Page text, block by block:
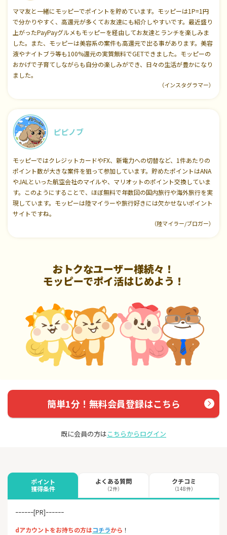
ママ友と一緒にモッピーでポイントを貯めています。モッピーは1P=1円
で分かりやすく、高還元が多くてお友達にも紹介しやすいです。最近盛り
上がったPayPayグルメもモッピーを経由してお友達とランチを楽しみま
した。また、モッピーは美容系の案件も高還元で出る事があります。美容
液やナイトブラ等も100%還元の実質無料でGETできました。モッピーの
おかげで子育てしながらも自分の楽しみができ、日々の生活が豊かになり
ました。
（インスタグラマー）
ピピノブ
モッピーではクレジットカードやFX、新電力への切替など、1件あたりの
ポイント数が大きな案件を狙って参加しています。貯めたポイントはANA
やJALといった航空会社のマイルや、マリオットのポイント交換していま
す。このようにすることで、ほぼ無料で年数回の国内旅行や海外旅行を実
現しています。モッピーは陸マイラーや旅行好きには欠かせないポイント
サイトですね。
（陸マイラー/ブロガー）
おトクなユーザー様続々！
モッピーでポイ活はじめよう！
簡単1分！無料会員登録はこちら
既に会員の方はこちらからログイン
ポイント
獲得条件
よくある質問
（2件）
クチコミ
（148件）
ｰｰｰｰｰｰ[PR]ｰｰｰｰｰｰ
dアカウントをお持ちの方はコチラから ！